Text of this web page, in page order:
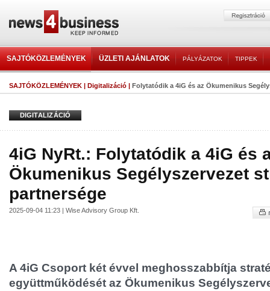
SAJTÓKÖZLEMÉNYEK ÜZLETI AJÁNLATOK PÁLYÁZATOK TIPPEK
SAJTÓKÖZLEMÉNYEK | Digitalizáció | Folytatódik a 4iG és az Ökumenikus
DIGITALIZÁCIÓ
4iG NyRt.: Folytatódik a 4iG és
Ökumenikus Segélyszervezet
partnersége
2025-09-04 11:23 | Wise Advisory Group Kft.
A 4iG Csoport két évvel meghosszabbítja
együttműködését az Ökumenikus